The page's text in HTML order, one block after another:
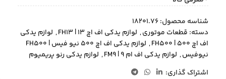
شناسه محصول:18201.76
دسته: قطعات موتوری, لوازم یدکی اف اچ 13 | FH13 , لوازم یدکی
اف اچ 500 | FH500
,
لوازم یدکی اف اچ 500 نیو فیس | FH500
نیوفیس, لوازم یدکی اف ام 9 | FM9 , لوازم یدکی رنو پریمیوم
اشتراک گذاری: